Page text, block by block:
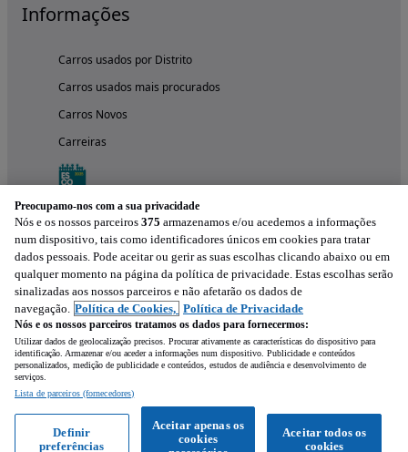
Informações
Carros usados por Distrito
Carros usados mais procurados
Carros Novos
Carreiras
Experimenta a aplicação
Preocupamo-nos com a sua privacidade
Nós e os nossos parceiros 375 armazenamos e/ou acedemos a informações
num dispositivo, tais como identificadores únicos em cookies para tratar
dados pessoais. Pode aceitar ou gerir as suas escolhas clicando abaixo ou em
qualquer momento na página da política de privacidade. Estas escolhas serão
sinalizadas aos nossos parceiros e não afetarão os dados de
navegação. Política de Cookies, Política de Privacidade
Nós e os nossos parceiros tratamos os dados para fornecermos:
Utilizar dados de geolocalização precisos. Procurar ativamente as características do dispositivo para
identificação. Armazenar e/ou aceder a informações num dispositivo. Publicidade e conteúdos
personalizados, medição de publicidade e conteúdos, estudos de audiência e desenvolvimento de
serviços.
Lista de parceiros (fornecedores)
Aceitar todos os
cookies
Aceitar apenas os
cookies
Definir
preferências